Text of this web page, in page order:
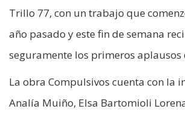
Trillo 77, con un trabajo que
año pasado y este fin de semana
seguramente los primeros
La obra Compulsivos cuenta con la
Analía Muiño, Elsa Bartomioli